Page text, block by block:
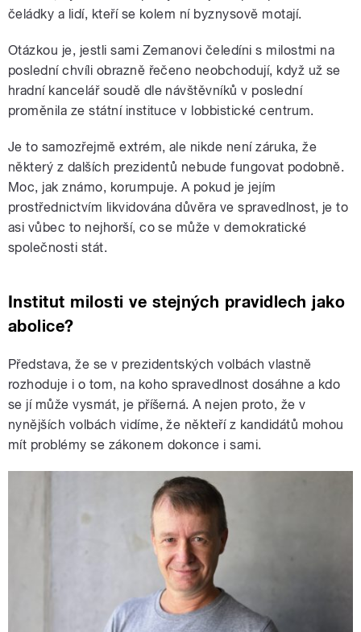
čeládky a lidí, kteří se kolem ní byznysově motají.
Otázkou je, jestli sami Zemanovi čeledíni s milostmi na
poslední chvíli obrazně řečeno neobchodují, když už se
hradní kancelář soudě dle návštěvníků v poslední
proměnila ze státní instituce v lobbistické centrum.
Je to samozřejmě extrém, ale nikde není záruka, že
některý z dalších prezidentů nebude fungovat podobně.
Moc, jak známo, korumpuje. A pokud je jejím
prostřednictvím likvidována důvěra ve spravedlnost, je to
asi vůbec to nejhorší, co se může v demokratické
společnosti stát.
Institut milosti ve stejných pravidlech jako
abolice?
Představa, že se v prezidentských volbách vlastně
rozhoduje i o tom, na koho spravedlnost dosáhne a kdo
se jí může vysmát, je příšerná. A nejen proto, že v
nynějších volbách vidíme, že někteří z kandidátů mohou
mít problémy se zákonem dokonce i sami.